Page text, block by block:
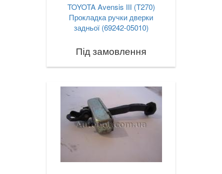
TOYOTA Avensis III (T270)
Прокладка ручки дверки
задньої (69242-05010)
Під замовлення